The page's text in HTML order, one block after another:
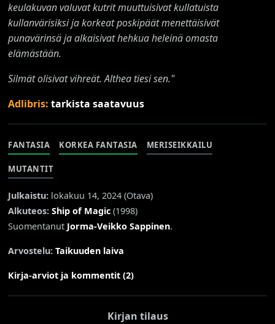
keulakuvan valuvat kutrit muuttuisivat kullatuista
kullanvärisiksi ja korkeat poskipäät menettäisivät
punavärinsä ja alkaisivat hehkua heleinä omasta
elämästään.
Silmät olisivat vihreät. Althea tiesi sen."
Adlibris:tarkista saatavuus
FANTASIA KORKEA FANTASIA MERISEIKKAILU
MUTANTIT
Julkaistu: lokakuu 14, 2024 (Otava)
Alkuteos: Ship of Magic (1998)
Suomentanut Jorma-Veikko Sappinen.
Arvostelu:Taikuuden laiva
Kirja-arviot ja kommentit (2)
Kirjan tilaus